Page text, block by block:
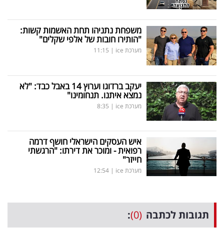
משפחת נתניהו תחת האשמות קשות:
"הותירו חובות של אלפי שקלים"
מערכת ice |
11:15
יעקב ברדוגו וערוץ 14 באבל כבד: "לא
נמצא איתנו. תנחומינו"
מערכת ice |
8:35
איש העסקים הישראלי חושף דרמה
רפואית - ומוכר את דירתו: "הרגשתי
חייזר"
מערכת ice |
12:54
תגובות לכתבה (0)
: